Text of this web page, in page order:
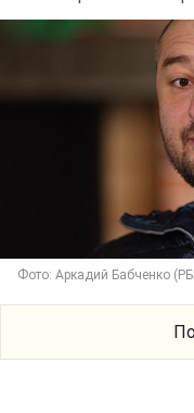
Фото: Аркадий Бабченко